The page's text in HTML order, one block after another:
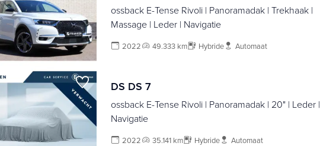
ossback E-Tense Rivoli | Panoramadak | Trekhaak |
Massage | Leder | Navigatie
2022 49.333 km Hybride Automaat
DS DS 7
ossback E-Tense Rivoli | Panoramadak | 20" | Leder |
Navigatie
2022 35.141 km Hybride Automaat